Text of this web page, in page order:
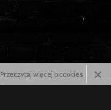
×
Przeczytaj więcej o cookies